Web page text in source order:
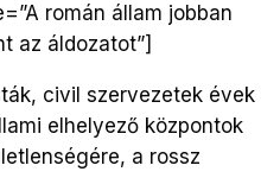
román állam jobban
az áldozatot”]
civil szervezetek évek
elhelyező központok
a rossz